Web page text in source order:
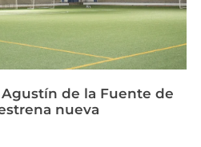
de la Fuente de
nueva